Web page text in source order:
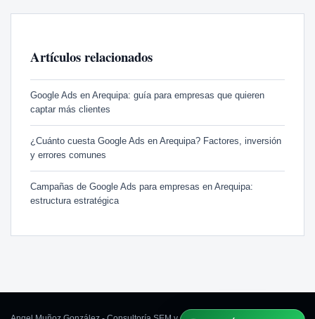
Artículos relacionados
Google Ads en Arequipa: guía para empresas que quieren
captar más clientes
¿Cuánto cuesta Google Ads en Arequipa? Factores, inversión
y errores comunes
Campañas de Google Ads para empresas en Arequipa:
estructura estratégica